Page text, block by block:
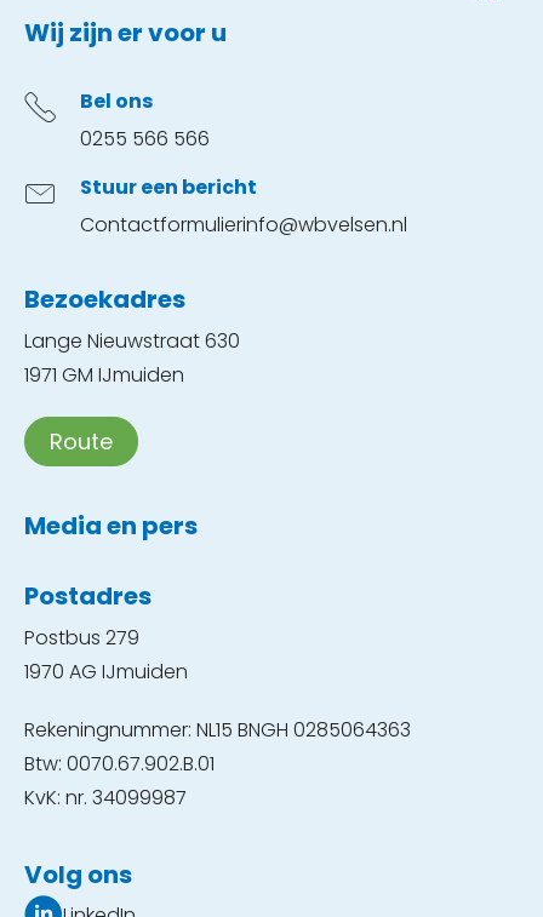
Contactinformatie
Wij zijn er voor u
Bel ons
0255 566 566
Stuur een bericht
Contactformulierinfo@wbvelsen.nl
Bezoekadres
Lange Nieuwstraat 630
1971 GM IJmuiden
Route
Media en pers
Postadres
Postbus 279
1970 AG IJmuiden
Rekeningnummer: NL15 BNGH 0285064363
Btw: 0070.67.902.B.01
KvK: nr. 34099987
Volg ons